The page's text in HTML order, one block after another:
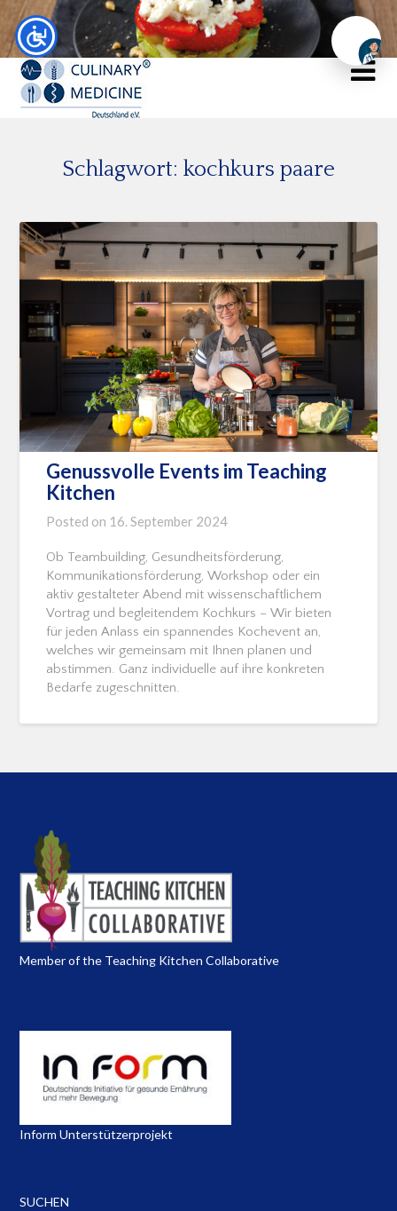
Schlagwort: kochkurs paare
Genussvolle Events im Teaching
Kitchen
Posted on 16. September 2024
Ob Teambuilding, Gesundheitsförderung,
Kommunikationsförderung, Workshop oder ein
aktiv gestalteter Abend mit wissenschaftlichem
Vortrag und begleitendem Kochkurs – Wir bieten
für jeden Anlass ein spannendes Kochevent an,
welches wir gemeinsam mit Ihnen planen und
abstimmen. Ganz individuelle auf ihre konkreten
Bedarfe zugeschnitten.
Member of the Teaching Kitchen Collaborative
Inform Unterstützerprojekt
SUCHEN
Chat